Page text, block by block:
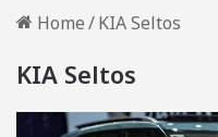
Home/KIA Seltos
KIA Seltos